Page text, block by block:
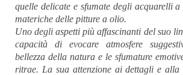
quelle delicate e sfumate degli acquarelli
materiche delle pitture a olio.
Uno degli aspetti più affascinanti del suo
capacità di evocare atmosfere
bellezza della natura e le sfumature
ritrae. La sua attenzione ai dettagli e alla